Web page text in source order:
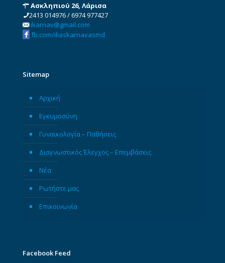
Ασκληπιού 26, Λάρισα
2413 014976/6974 977427
ikarnav@gmail.com
fb.com/iliaskarnavasmd
Sitemap
Αρχική
Εγκυμοσύνη
Γυναικολογία – Παθήσεις
Διαγνωστικός Έλεγχος – Επεμβάσεις
Νέα
Ρωτήστε μας
Επικοινωνία
Facebook Feed